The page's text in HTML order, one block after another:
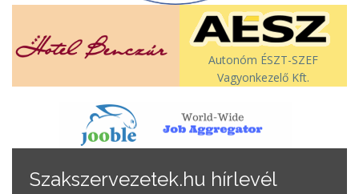
Autonóm ÉSZT-SZEF
Vagyonkezelő Kft.
Szakszervezetek.hu hírlevél